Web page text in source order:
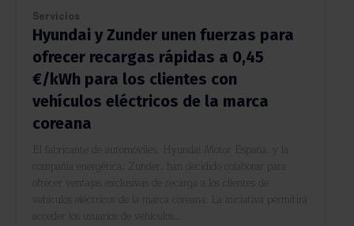
Servicios
Hyundai y Zunder unen fuerzas para
ofrecer recargas rápidas a 0,45
€/kWh para los clientes con
vehículos eléctricos de la marca
coreana
El fabricante de automóviles, Hyundai Motor España, y la
compañía energética, Zunder, han decidido colaborar para
ofrecer ventajas exclusivas de recarga a los clientes de
vehículos eléctricos de la marca coreana. La iniciativa permitirá
acceder los usuarios de vehículos...